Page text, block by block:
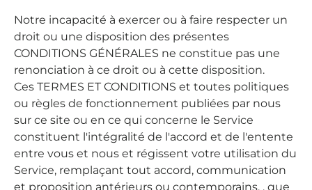
Notre incapacité à exercer ou à faire respecter un
droit ou une disposition des présentes
CONDITIONS GÉNÉRALES ne constitue pas une
renonciation à ce droit ou à cette disposition.
Ces TERMES ET CONDITIONS et toutes politiques
ou règles de fonctionnement publiées par nous
sur ce site ou en ce qui concerne le Service
constituent l'intégralité de l'accord et de l'entente
entre vous et nous et régissent votre utilisation du
Service, remplaçant tout accord, communication
et proposition antérieurs ou contemporains. , que